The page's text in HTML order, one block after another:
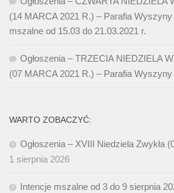
(14 MARCA 2021 R.) – Parafia
mszalne od 15.03 do 21.03.2021 r.
Ogłoszenia – TRZECIA NIEDZIELA
(07 MARCA 2021 R.) – Parafia
WARTO ZOBACZYĆ:
Ogłoszenia – XVIII Niedziela Zwykła
1 sierpnia 2026
Intencje mszalne od 3 do 9 sierpnia